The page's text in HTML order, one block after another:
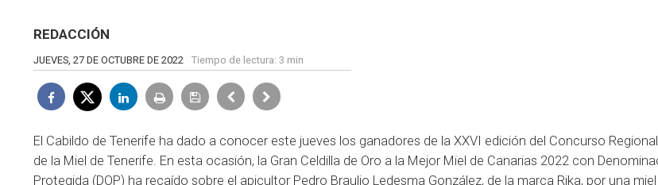
REDACCIÓN
JUEVES, 27 DE OCTUBRE DE 2022 Tiempo de lectura: 3 min
El Cabildo de Tenerife ha dado a conocer este jueves los ganadores de la XXVI edición del Concurso
de la Miel de Tenerife. En esta ocasión, la Gran Celdilla de Oro a la Mejor Miel de Canarias 2022 con
Protegida (DOP) ha recaído sobre el apicultor Pedro Braulio Ledesma González, de la marca Rika, por una